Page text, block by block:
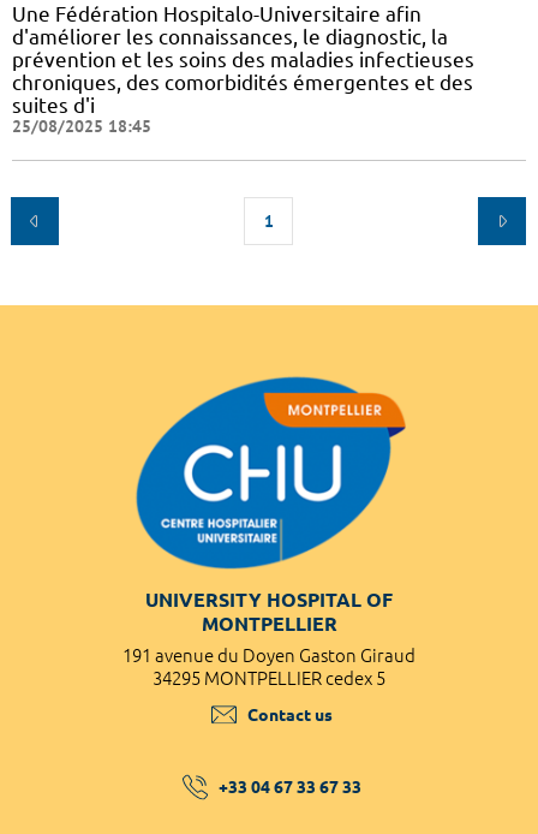
Une Fédération Hospitalo-Universitaire afin
d'améliorer les connaissances, le diagnostic, la
prévention et les soins des maladies infectieuses
chroniques, des comorbidités émergentes et des
suites d'i
25/08/2025 18:45
1
UNIVERSITY HOSPITAL OF
MONTPELLIER
191 avenue du Doyen Gaston Giraud
34295 MONTPELLIER cedex 5
Contact us
+33 04 67 33 67 33